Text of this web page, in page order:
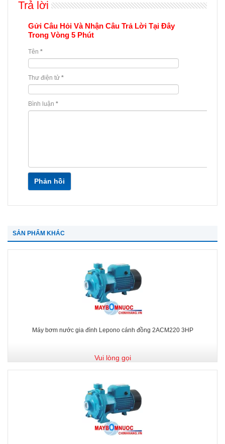
Trả lời
Gửi Câu Hỏi Và Nhận Câu Trả Lời Tại Đây
Trong Vòng 5 Phút
Tên *
Thư điện tử *
Bình luận *
Phản hồi
SẢN PHẨM KHÁC
Máy bơm nước gia đình Lepono cánh đồng 2ACM220 3HP
Vui lòng gọi